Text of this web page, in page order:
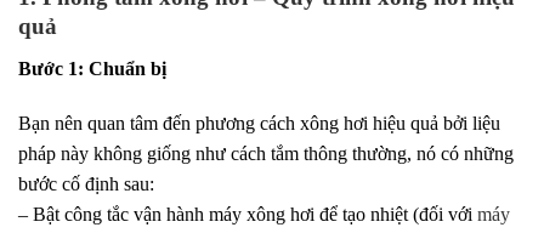
quả
Bước 1: Chuẩn bị
Bạn nên quan tâm đến phương cách xông hơi hiệu quả bởi liệu
pháp này không giống như cách tắm thông thường, nó có những
bước cố định sau:
– Bật công tắc vận hành máy xông hơi để tạo nhiệt (đối với máy